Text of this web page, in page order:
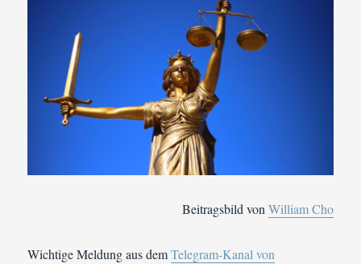
Beitragsbild von William Cho
Wichtige Meldung aus demTelegram-Kanal von